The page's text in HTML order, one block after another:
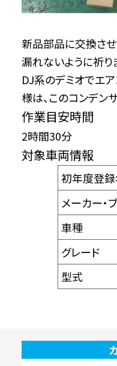
新品部品に交換さ
漏れないように祈り
DJ系のデミオでエ
様は、このコンデン
作業目安時間
2時間30分
対象車両情報
初年度登録
メーカー・
車種
グレード
型式